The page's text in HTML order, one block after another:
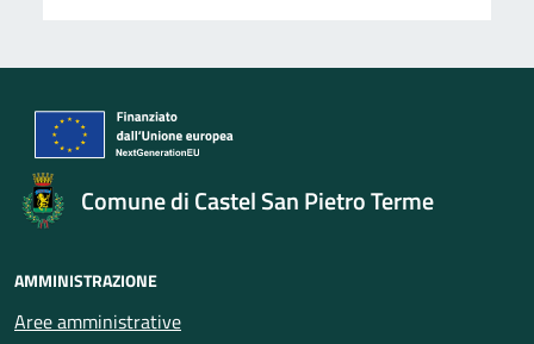
Comune di Castel San Pietro Terme
AMMINISTRAZIONE
Aree amministrative